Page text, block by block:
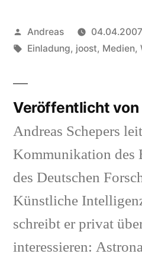
Veröffentlicht
von
Andreas 04.04.2007
Schlagwörter:
Einladung, joost, Medien,
Veröffentlicht von
Andreas Schepers
Kommunikation des
des Deutschen
Künstliche
schreibt er privat
interessieren: